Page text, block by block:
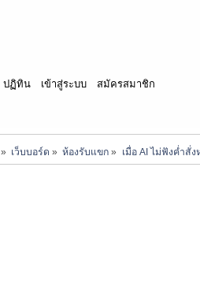
ปฏิทิน เข้าสู่ระบบ สมัครสมาชิก
» เว็บบอร์ด » ห้องรับแขก » เมื่อ AI ไม่ฟังค่ำสั่